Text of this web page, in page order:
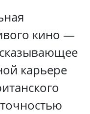
кино —
карьере